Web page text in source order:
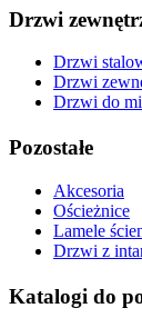
Drzwi
Drzwi
Drzwi
Drzwi do
Pozostałe
Akcesoria
Ościeżnice
Lamele
Drzwi z
Katalogi do